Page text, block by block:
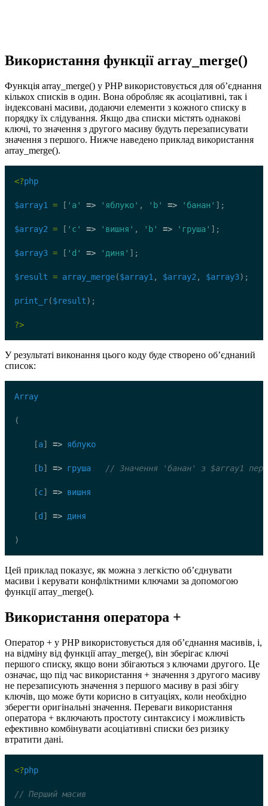
Використання функції array_merge()
Функція array_merge() у PHP використовується для об’єднання
кількох списків в один. Вона обробляє як асоціативні, так і
індексовані масиви, додаючи елементи з кожного списку в
порядку їх слідування. Якщо два списки містять однакові
ключі, то значення з другого масиву будуть перезаписувати
значення з першого. Нижче наведено приклад використання
array_merge().
<?php
$array1 = [ 'a' => 'яблуко' , 'b' => 'банан' ];
$array2 = [ 'c' => 'вишня' , 'b' => 'груша' ];
$array3 = [ 'd' => 'диня' ];
$result = array_merge($array1, $array2, $array3);
print_r($result);
?>
У результаті виконання цього коду буде створено об’єднаний
список:
Array
(
[a] => яблуко
[ b] => груша // Значення 'банан' з $array1
[c] => вишня
[d ] => диня
)
Цей приклад показує, як можна з легкістю об’єднувати
масиви і керувати конфліктними ключами за допомогою
функції array_merge().
Використання оператора +
Оператор + у PHP використовується для об’єднання масивів, і,
на відміну від функції array_merge(), він зберігає ключі
першого списку, якщо вони збігаються з ключами другого. Це
означає, що під час використання + значення з другого масиву
не перезаписують значення з першого масиву в разі збігу
ключів, що може бути корисно в ситуаціях, коли необхідно
зберегти оригінальні значення. Переваги використання
оператора + включають простоту синтаксису і можливість
ефективно комбінувати асоціативні списки без ризику
втратити дані.
<?php
// Перший масив